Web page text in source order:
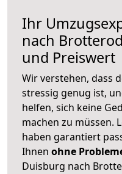
Ihr
nach
und Preiswert
Wir verstehen, dass
stressig genug ist,
helfen, sich keine
machen zu müssen.
haben garantiert
Ihnen ohne
Duisburg nach